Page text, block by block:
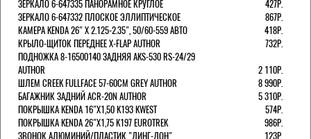
ЗЕРКАЛО 6-647335 ПАНОРАМНОЕ КРУГЛОЕ
427Р.
ЗЕРКАЛО 6-647332 ПЛОСКОЕ ЭЛЛИПТИЧЕСКОЕ
867Р.
КАМЕРА KENDA 26" Х 2.125-2.35", 50/60-559 АВТО
418Р.
КРЫЛО-ЩИТОК ПЕРЕДНЕЕ X-FLAP AUTHOR
732Р.
ПОДНОЖКА 8-16500140 ЗАДНЯЯ AKS-530 RS-24/29
AUTHOR
2 110Р.
ШЛЕМ CREEK FULLFACE 57-60СМ GREY AUTHOR
8 990Р.
БАГАЖНИК ЗАДНИЙ ACR-20N AUTHOR
5 310Р.
ПОКРЫШКА KENDA 16"Х1,50 K193 KWEST
574Р.
ПОКРЫШКА KENDA 26"Х1,75 K197 EUROTREK
986Р.
ЗВОНОК АЛЮМИНИЙ/ПЛАСТИК "ДИНГ-ДОН"
123Р.